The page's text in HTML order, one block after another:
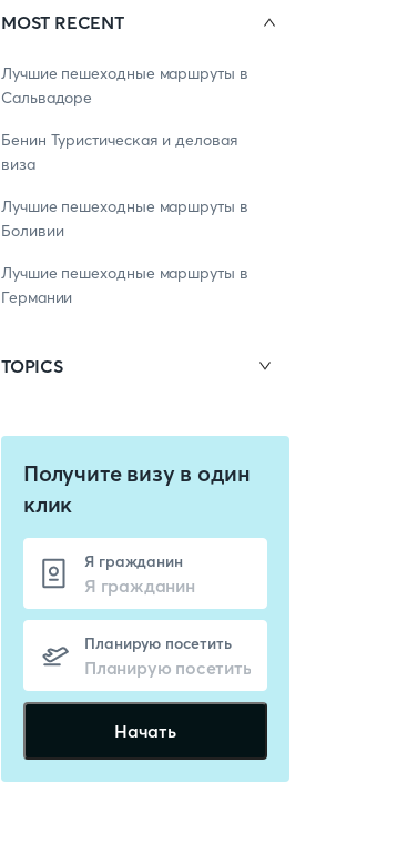
MOST RECENT
Лучшие пешеходные маршруты в
Сальвадоре
Бенин Туристическая и деловая
виза
Лучшие пешеходные маршруты в
Боливии
Лучшие пешеходные маршруты в
Германии
TOPICS
Получите визу в один
клик
Я гражданин
Планирую посетить
Начать